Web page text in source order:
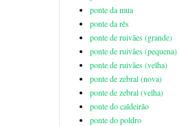
ponte da mua
ponte da rês
ponte de ruivães (grande)
ponte de ruivães (pequena)
ponte de ruivães (velha)
ponte de zebral (nova)
ponte de zebral (velha)
ponte do caldeirão
ponte do poldro